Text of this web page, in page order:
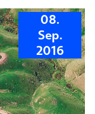
08.
Sep.
2016